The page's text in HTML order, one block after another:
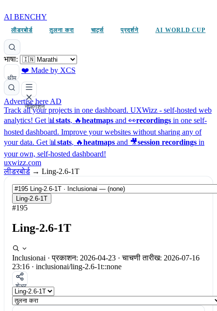
AI BENCHY
लीडरबोर्ड तुलना करा चार्ट्स प्रदर्शने AI WORLD CUP
भाषा:
थीम
❤️ Made by XCS
नेव्हिगेशन
Advertise here AD
Track all your projects in one dashboard. UXWizz - self-hosted web
analytics! Get 📊 stats, 🔥heatmaps and 👀recordings in one self-
hosted dashboard. Improve your websites without sharing any of
your data. Get 📊 stats, 🔥heatmaps and 🎥session recordings in
your own, self-hosted dashboard!
uxwizz.com
लीडरबोर्ड → Ling-2.6-1T
Ling-2.6-1T
#195
Ling-2.6-1T
Inclusionai · प्रकाशन: 2026-04-23 · चाचणी तारीख: 2026-07-16
23:16 · inclusionai/ling-2.6-1t::none
शेअर